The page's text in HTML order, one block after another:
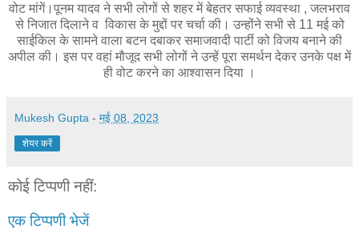
वोट मांगें।पूनम यादव ने सभी लोगों से शहर में बेहतर सफाई व्यवस्था , जलभराव
से निजात दिलाने व विकास के मुद्दों पर चर्चा की। उन्होंने सभी से 11 मई को
साईकिल के सामने वाला बटन दबाकर समाजवादी पार्टी को विजय बनाने की
अपील की। इस पर वहां मौजूद सभी लोगों ने उन्हें पूरा समर्थन देकर उनके पक्ष में
ही वोट करने का आश्वासन दिया ।
Mukesh Gupta - मई 08, 2023
शेयर करें
कोई टिप्पणी नहीं:
एक टिप्पणी भेजें